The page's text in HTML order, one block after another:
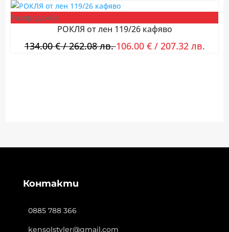
Разпродажба!
РОКЛЯ от лен 119/26 кафяво
134.00€/ 262.08 лв.106.00 €/ 207.32 лв.
Контакти
0885 788 366
kensolstyler@gmail.com